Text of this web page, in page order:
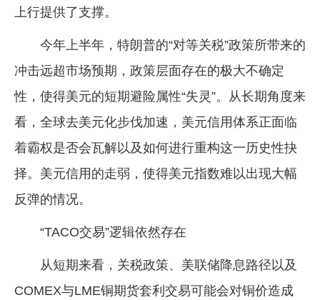
上行提供了支撑。
今年上半年，特朗普的“对等关税”政策所带来的
冲击远超市场预期，政策层面存在的极大不确定
性，使得美元的短期避险属性“失灵”。从长期角度来
看，全球去美元化步伐加速，美元信用体系正面临
着霸权是否会瓦解以及如何进行重构这一历史性抉
择。美元信用的走弱，使得美元指数难以出现大幅
反弹的情况。
“TACO交易”逻辑依然存在
从短期来看，关税政策、美联储降息路径以及
COMEX与LME铜期货套利交易可能会对铜价造成